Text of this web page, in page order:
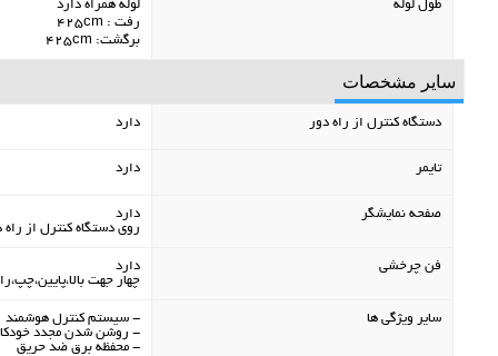
طول لوله
لوله همراه دارد
رفت : 425cm
برگشت: 425cm
سایر مشخصات
دستگاه کنترل از راه دور دارد
تایمر دارد
صفحه نمایشگر
دارد
روی دستگاه کنترل از راه
فن چرخشی
دارد
چهار جهت
سایر ویژگی ها
- سیستم کنترل هوشمند
- روشن شدن مجدد
- محفظه برق ضد حریق